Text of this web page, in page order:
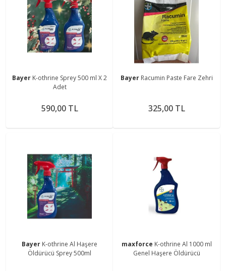
Bayer K-othrine Sprey 500 ml X 2
Adet
590,00 TL
Bayer Racumin Paste Fare Zehri
325,00 TL
Bayer K-othrine Al Haşere
Öldürücü Sprey 500ml
maxforce K-othrine Al 1000 ml
Genel Haşere Öldürücü